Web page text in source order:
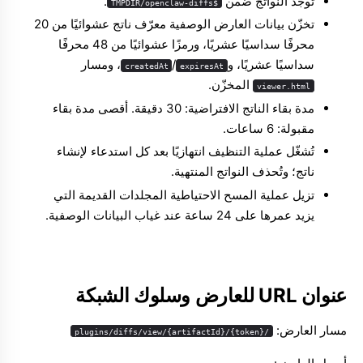
$TMPDIR/openclaw-diffs
تخزّن بيانات العارض الوصفية معرّف ناتج عشوائيًا من 20
محرفًا سداسيًا عشريًا، ورمزًا عشوائيًا من 48 محرفًا
سداسيًا عشريًا، و
createdAt / expiresAt ، ومسار
viewer.html المخزّن.
مدة بقاء الناتج الافتراضية: 30 دقيقة. أقصى مدة بقاء
مقبولة: 6 ساعات.
تُشغّل عملية التنظيف انتهازيًا بعد كل استدعاء لإنشاء
ناتج؛ وتُحذف النواتج المنتهية.
تزيل عملية المسح الاحتياطية المجلدات القديمة التي
يزيد عمرها على 24 ساعة عند غياب البيانات الوصفية.
عنوان URL للعارض وسلوك الشبكة
مسار العارض: /plugins/diffs/view/{artifactId}/{token}